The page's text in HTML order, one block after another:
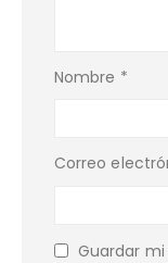
Nombre *
Correo
Guardar